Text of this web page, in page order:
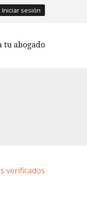
Iniciar sesión
tu abogado
verificados